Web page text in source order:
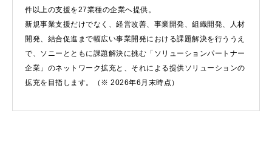
件以上の支援を27業種の企業へ提供。
新規事業支援だけでなく、経営改善、事業開発、組織開発、人材
開発、結合促進まで幅広い事業開発における課題解決を行ううえ
で、ソニーとともに課題解決に挑む「ソリューションパートナー
企業」のネットワーク拡充と、それによる提供ソリューションの
拡充を目指します。（※ 2026年6月末時点）